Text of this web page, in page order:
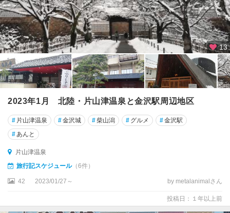
13
2023年1月 北陸・片山津温泉と金沢駅周辺地区
# 片山津温泉 #金沢城 #柴山潟 # グルメ #金沢駅
#あんと
片山津温泉
旅行記スケジュール（6件）
42 2023/01/27～ by metalanimalさん
投稿日：１年以上前